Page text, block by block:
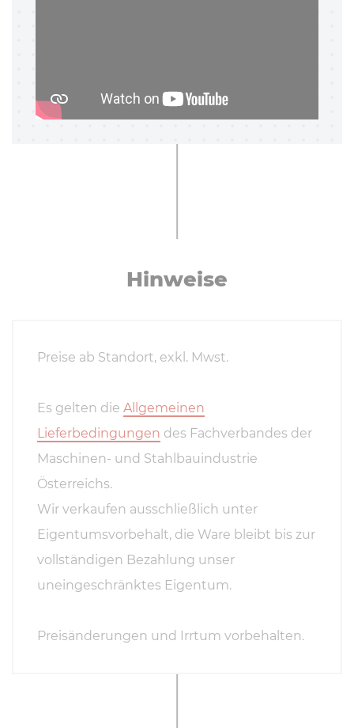
Hinweise
Preise ab Standort, exkl. Mwst.
Es gelten die Allgemeinen
Lieferbedingungen des Fachverbandes der
Maschinen- und Stahlbauindustrie
Österreichs.
Wir verkaufen ausschließlich unter
Eigentumsvorbehalt, die Ware bleibt bis zur
vollständigen Bezahlung unser
uneingeschränktes Eigentum.
Preisänderungen und Irrtum vorbehalten.